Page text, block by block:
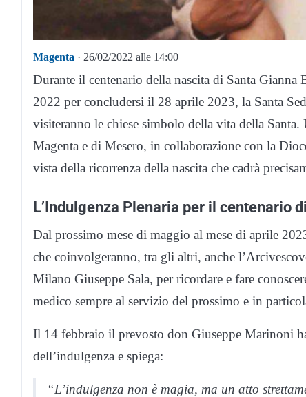
Magenta · 26/02/2022 alle 14:00
Durante il centenario della nascita di Santa
2022 per concludersi il 28 aprile 2023, la Santa
visiteranno le chiese simbolo della vita della
Magenta e di Mesero, in collaborazione con la
vista della ricorrenza della nascita che cadrà
L’Indulgenza Plenaria per il centenario
Dal prossimo mese di maggio al mese di aprile
che coinvolgeranno, tra gli altri, anche
Milano Giuseppe Sala, per ricordare e fare
medico sempre al servizio del prossimo e in
Il 14 febbraio il prevosto don Giuseppe Marinoni
dell’indulgenza e spiega:
“L’indulgenza non è magia, ma un atto